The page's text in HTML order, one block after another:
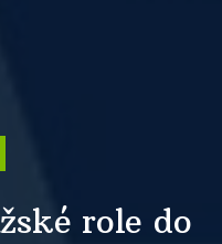
role do